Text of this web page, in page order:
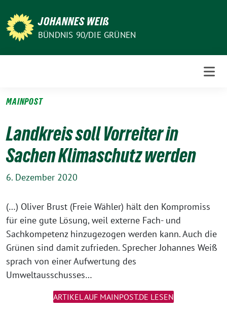
zum
Inhalt
JOHANNES WEIß
BÜNDNIS 90/DIE GRÜNEN
MAINPOST
Landkreis soll Vorreiter in
Sachen Klimaschutz werden
6. Dezember 2020
(…) Oliver Brust (Freie Wähler) hält den Kompromiss
für eine gute Lösung, weil externe Fach- und
Sachkompetenz hinzugezogen werden kann. Auch die
Grünen sind damit zufrieden. Sprecher Johannes Weiß
sprach von einer Aufwertung des
Umweltausschusses…
ARTIKEL AUF MAINPOST.DE LESEN